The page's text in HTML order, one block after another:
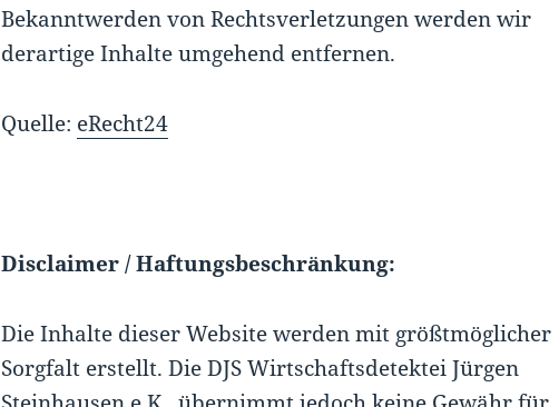
Bekanntwerden von Rechtsverletzungen werden wir
derartige Inhalte umgehend entfernen.
Quelle: eRecht24
Disclaimer / Haftungsbeschränkung:
Die Inhalte dieser Website werden mit größtmöglicher
Sorgfalt erstellt. Die DJS Wirtschaftsdetektei Jürgen